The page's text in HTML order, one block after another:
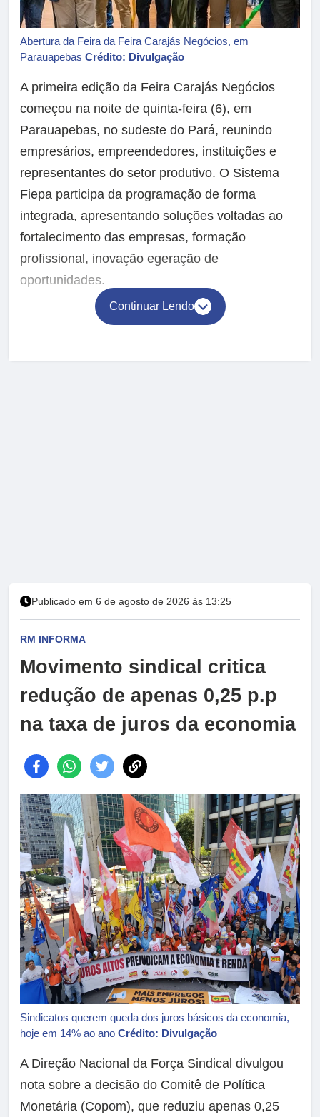
Abertura da Feira da Feira Carajás Negócios, em
Parauapebas Crédito: Divulgação
A primeira edição da Feira Carajás Negócios
começou na noite de quinta-feira (6), em
Parauapebas, no sudeste do Pará, reunindo
empresários, empreendedores, instituições e
representantes do setor produtivo. O Sistema
Fiepa participa da programação de forma
integrada, apresentando soluções voltadas ao
fortalecimento das empresas, formação
profissional, inovação egeração de
oportunidades.
Continuar Lendo
Publicado em 6 de agosto de 2026 às 13:25
RM INFORMA
Movimento sindical critica
redução de apenas 0,25 p.p
na taxa de juros da economia
Sindicatos querem queda dos juros básicos da economia,
hoje em 14% ao ano Crédito: Divulgação
A Direção Nacional da Força Sindical divulgou
nota sobre a decisão do Comitê de Política
Monetária (Copom), que reduziu apenas 0,25